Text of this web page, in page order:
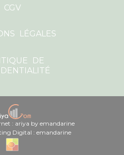
CGV
LÉGALES
DE
: ariya by emandarine
Digital : emandarine